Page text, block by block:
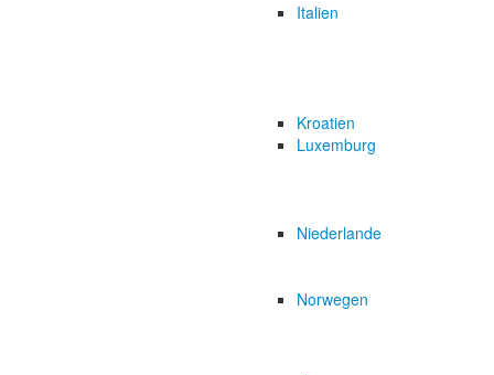
Italien
Kroatien
Luxemburg
Niederlande
Norwegen